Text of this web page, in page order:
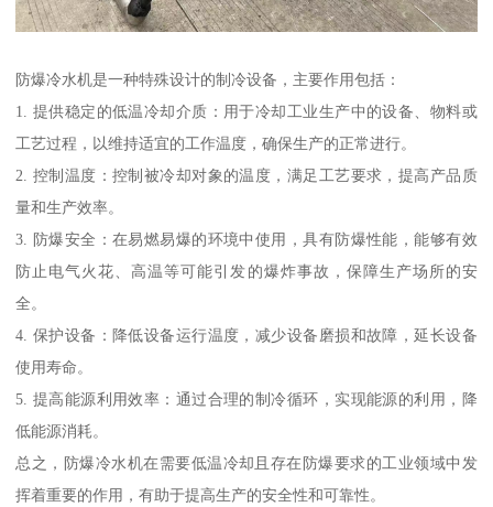
防爆冷水机是一种特殊设计的制冷设备，主要作用包括：
1. 提供稳定的低温冷却介质：用于冷却工业生产中的设备、物料或
工艺过程，以维持适宜的工作温度，确保生产的正常进行。
2. 控制温度：控制被冷却对象的温度，满足工艺要求，提高产品质
量和生产效率。
3. 防爆安全：在易燃易爆的环境中使用，具有防爆性能，能够有效
防止电气火花、高温等可能引发的爆炸事故，保障生产场所的安
全。
4. 保护设备：降低设备运行温度，减少设备磨损和故障，延长设备
使用寿命。
5. 提高能源利用效率：通过合理的制冷循环，实现能源的利用，降
低能源消耗。
总之，防爆冷水机在需要低温冷却且存在防爆要求的工业领域中发
挥着重要的作用，有助于提高生产的安全性和可靠性。